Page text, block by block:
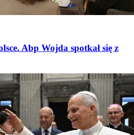
Abp Wojda spotkał się z